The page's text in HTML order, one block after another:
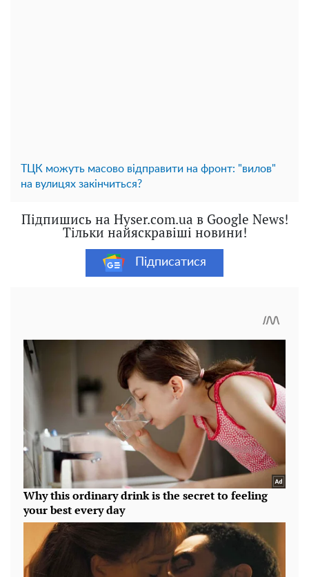
ТЦК можуть масово відправити на фронт: "вилов"
на вулицях закінчиться?
Підпишись на Hyser.com.ua в Google News!
Тільки найяскравіші новини!
Підписатися